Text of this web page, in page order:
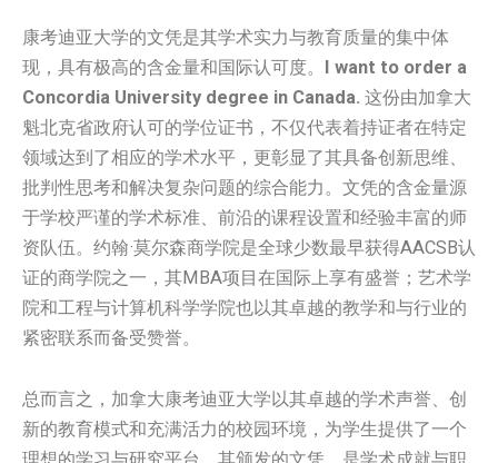
康考迪亚大学的文凭是其学术实力与教育质量的集中体
现，具有极高的含金量和国际认可度。 I want to order a
Concordia University degree in Canada. 这份由加拿大
魁北克省政府认可的学位证书，不仅代表着持证者在特定
领域达到了相应的学术水平，更彰显了其具备创新思维、
批判性思考和解决复杂问题的综合能力。文凭的含金量源
于学校严谨的学术标准、前沿的课程设置和经验丰富的师
资队伍。约翰·莫尔森商学院是全球少数最早获得AACSB认
证的商学院之一，其MBA项目在国际上享有盛誉；艺术学
院和工程与计算机科学学院也以其卓越的教学和与行业的
紧密联系而备受赞誉。
总而言之，加拿大康考迪亚大学以其卓越的学术声誉、创
新的教育模式和充满活力的校园环境，为学生提供了一个